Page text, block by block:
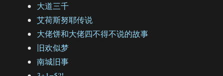
大道三千
艾荷斯努耶传说
大佬饼和大佬四不得不说的故事
旧欢似梦
南城旧事